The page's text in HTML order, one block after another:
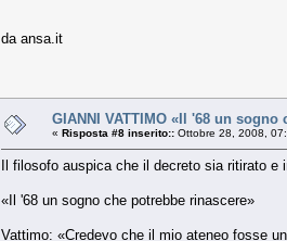
da ansa.it
GIANNI VATTIMO «Il '68 un sogno
« Risposta #8 inserito:: Ottobre 28, 2008,
Il filosofo auspica che il decreto sia ritirato e
«Il '68 un sogno che potrebbe rinascere»
Vattimo: «Credevo che il mio ateneo fosse